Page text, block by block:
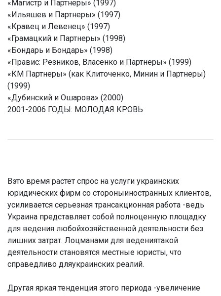
«Магистр и Партнеры» (1997)
«Ильяшев и Партнеры» (1997)
«Кравец и Левенец» (1997)
«Грамацкий и Партнеры» (1998)
«Бондарь и Бондарь» (1998)
«Правис: Резников, Власенко и Партнеры» (1999)
«КМ Партнеры» (как Клиточенко, Минин и Партнеры)
(1999)
«Дубинский и Ошарова» (2000)
2001-2006 ГОДЫ: МОЛОДАЯ КРОВЬ
Вэто время растет спрос на услуги украинских
юридических фирм со стороныиностранных клиентов,
усиливается серьезная трансакционная работа -ведь
Украина представляет собой полноценную площадку
для ведения любойхозяйственной деятельности без
лишних затрат. Лоцманами для ведениятакой
деятельности становятся местные юристы, что
справедливо дляукраинских реалий.
Другая яркая тенденция этого периода -увеличение